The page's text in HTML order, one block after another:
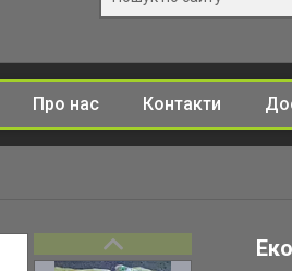
Про нас Контакти